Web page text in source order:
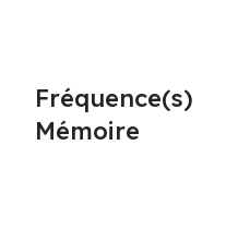
Fréquence(s)
Mémoire